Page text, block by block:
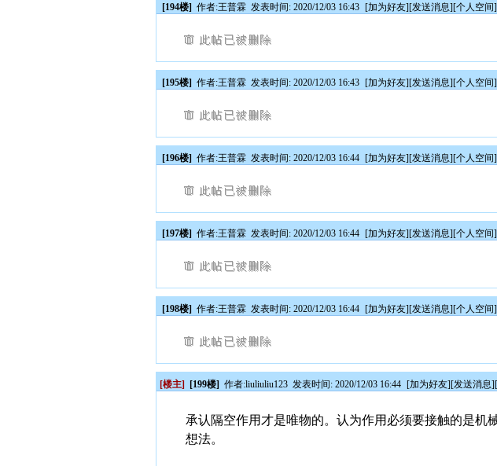
[194楼] 作者:王普霖 发表时间: 2020/12/03 16:43 [加为好友][发送消息][个人空间]
[195楼] 作者:王普霖 发表时间: 2020/12/03 16:43 [加为好友][发送消息][个人空间]
[196楼] 作者:王普霖 发表时间: 2020/12/03 16:44 [加为好友][发送消息][个人空间]
[197楼] 作者:王普霖 发表时间: 2020/12/03 16:44 [加为好友][发送消息][个人空间]
[198楼] 作者:王普霖 发表时间: 2020/12/03 16:44 [加为好友][发送消息][个人空间]
[楼主] [199楼] 作者:liuliuliu123 发表时间: 2020/12/03 16:44 [加为好友][发送消息][
承认隔空作用才是唯物的。认为作用必须要接触的是机
想法。